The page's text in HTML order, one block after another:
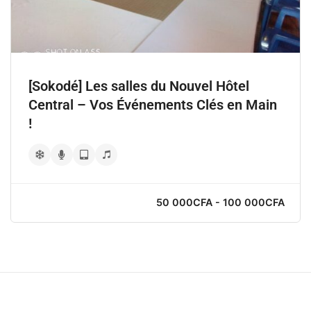
[Sokodé] Les salles du Nouvel Hôtel
Central – Vos Événements Clés en Main
!